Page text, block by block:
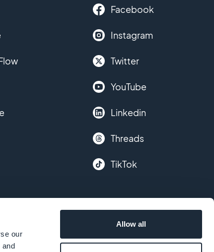
our
and
Allow all
Facebook
Instagram
Twitter
YouTube
Linkedin
Threads
TikTok